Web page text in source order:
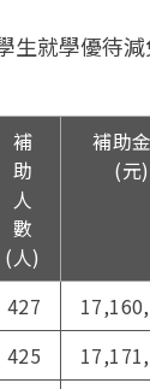
生就學優待
補
助
人
數
(人)
補助
(元)
427
425